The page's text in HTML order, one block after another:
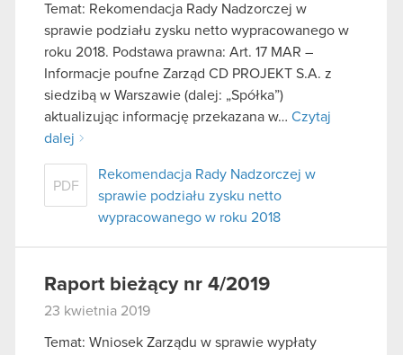
Temat: Rekomendacja Rady Nadzorczej w
sprawie podziału zysku netto wypracowanego w
roku 2018. Podstawa prawna: Art. 17 MAR –
Informacje poufne Zarząd CD PROJEKT S.A. z
siedzibą w Warszawie (dalej: „Spółka”)
aktualizując informację przekazana w… Czytaj
dalej
PDF
Rekomendacja Rady Nadzorczej w
sprawie podziału zysku netto
wypracowanego w roku 2018
Raport bieżący nr 4/2019
23 kwietnia 2019
Temat: Wniosek Zarządu w sprawie wypłaty